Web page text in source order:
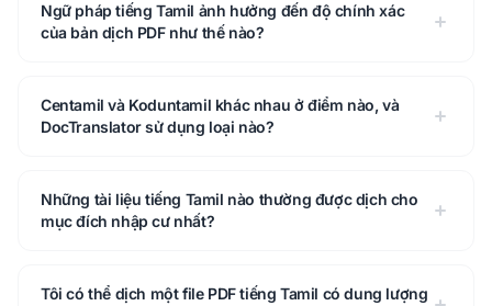
Ngữ pháp tiếng Tamil ảnh hưởng đến độ chính xác
của bản dịch PDF như thế nào?
Centamil và Koduntamil khác nhau ở điểm nào, và
DocTranslator sử dụng loại nào?
Những tài liệu tiếng Tamil nào thường được dịch cho
mục đích nhập cư nhất?
Tôi có thể dịch một file PDF tiếng Tamil có dung lượng